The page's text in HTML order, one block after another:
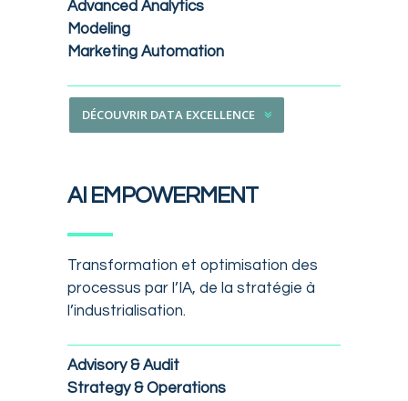
Advanced Analytics
Modeling
Marketing Automation
DÉCOUVRIR DATA EXCELLENCE
AI EMPOWERMENT
Transformation et optimisation des
processus par l’IA, de la stratégie à
l’industrialisation.
Advisory & Audit
Strategy & Operations